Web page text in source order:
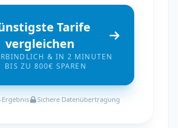
Tarife
vergleichen
& IN 2 MINUTEN
BIS ZU 800€ SPAREN
Sichere Datenübertragung